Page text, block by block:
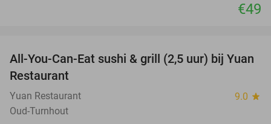
€49
35%
All-You-Can-Eat sushi & grill (2,5 uur) bij Yuan
Restaurant
Yuan Restaurant 9.0 star
Oud-Turnhout